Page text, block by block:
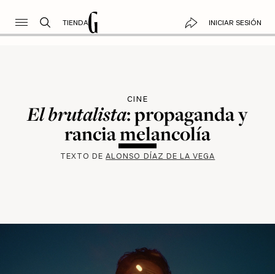
TIENDA INICIAR SESIÓN
CINE
El brutalista: propaganda y
rancia melancolía
TEXTO DEALONSO DÍAZ DE LA VEGA